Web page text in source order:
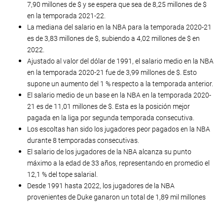
7,90 millones de $ y se espera que sea de 8,25 millones de $
en la temporada 2021-22.
La mediana del salario en la NBA para la temporada 2020-21
es de 3,83 millones de $, subiendo a 4,02 millones de $ en
2022.
Ajustado al valor del dólar de 1991, el salario medio en la NBA
en la temporada 2020-21 fue de 3,99 millones de $. Esto
supone un aumento del 1 % respecto a la temporada anterior.
El salario medio de un base en la NBA en la temporada 2020-
21 es de 11,01 millones de $. Esta es la posición mejor
pagada en la liga por segunda temporada consecutiva.
Los escoltas han sido los jugadores peor pagados en la NBA
durante 8 temporadas consecutivas.
El salario de los jugadores de la NBA alcanza su punto
máximo a la edad de 33 años, representando en promedio el
12,1 % del tope salarial.
Desde 1991 hasta 2022, los jugadores de la NBA
provenientes de Duke ganaron un total de 1,89 mil millones